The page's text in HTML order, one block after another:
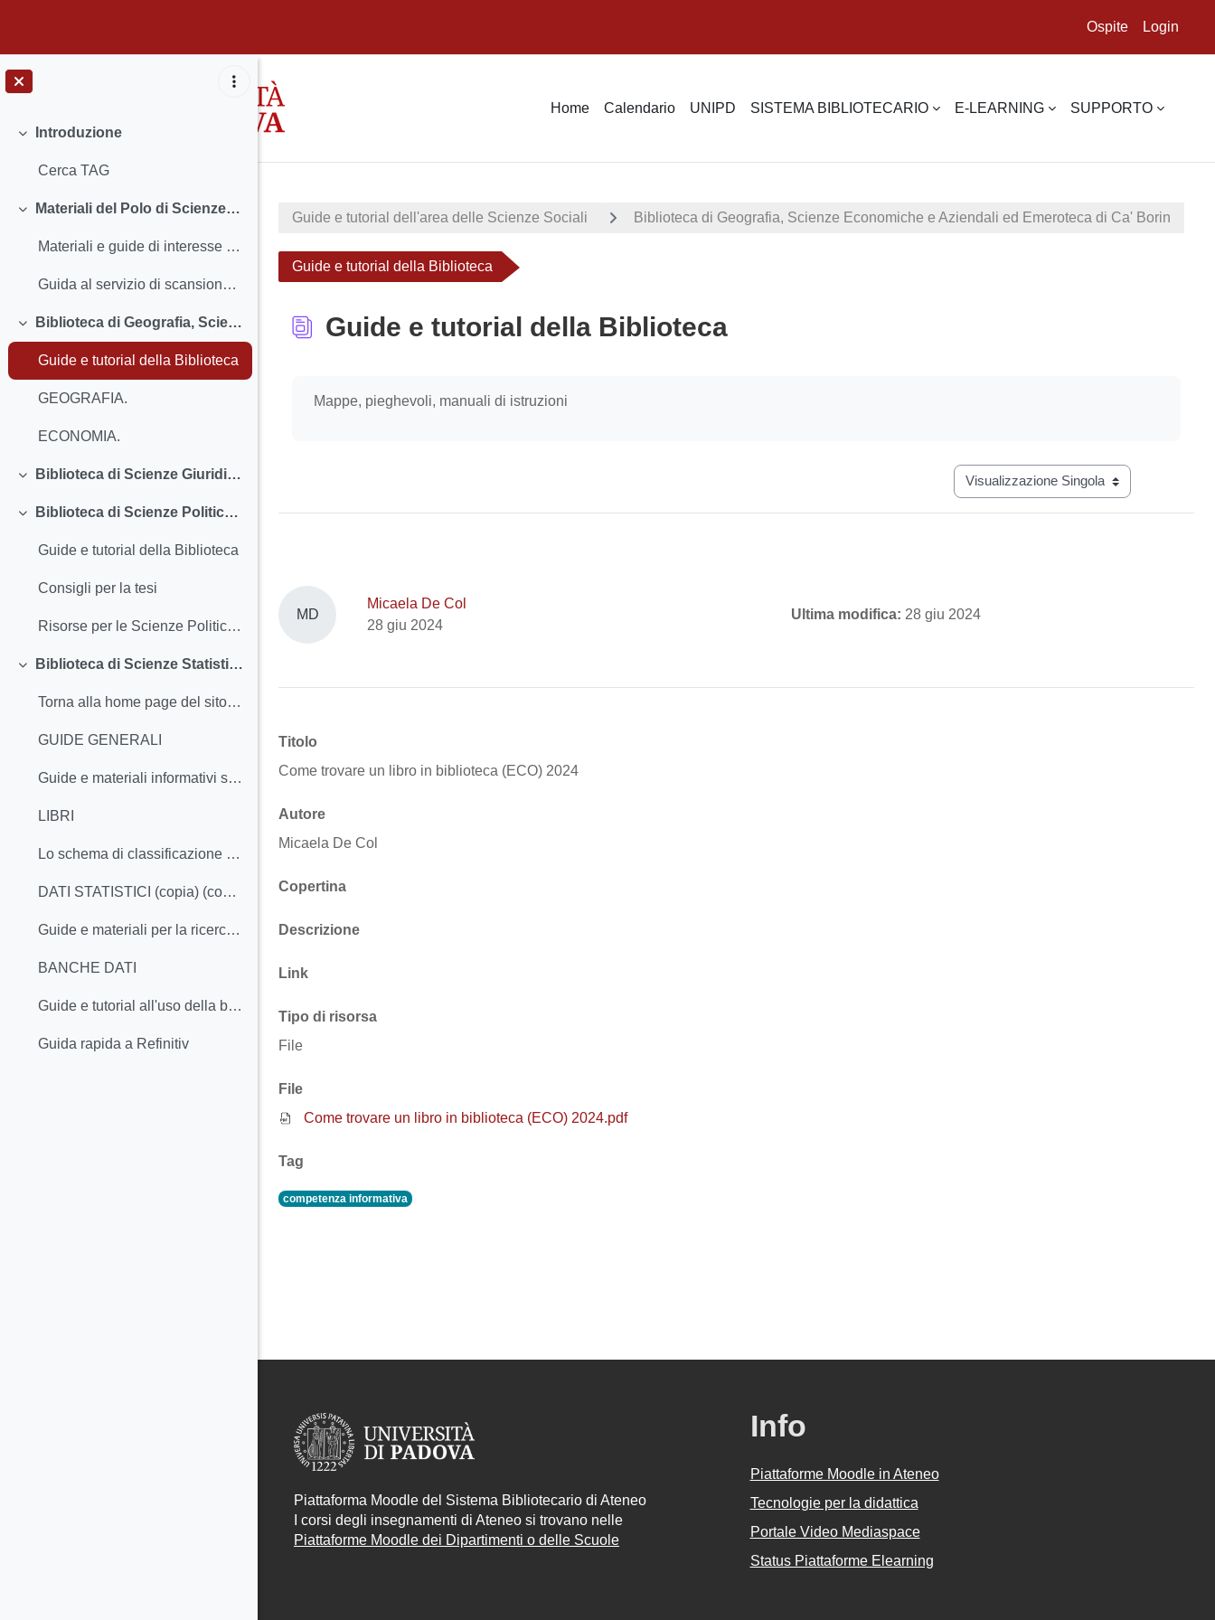
Ospite Login
Home Calendario UNIPD SISTEMA BIBLIOTECARIO E-LEARNING SUPPORTO
Minimizza
Introduzione
Cerca TAG
Minimizza
Materiali del Polo di Scienze Sociali
Materiali e guide di interesse per tutte le biblioteche del Polo
Guida al servizio di scansione, copia e stampa con PaperCut
Minimizza
Biblioteca di Geografia, Scienze Economiche e Aziendali ed Emeroteca di Ca' Borin
Guide e tutorial della Biblioteca
GEOGRAFIA.
ECONOMIA.
Minimizza
Biblioteca di Scienze Giuridiche "Ruggero Meneghelli"
Minimizza
Biblioteca di Scienze Politiche "Ettore Anchieri"
Guide e tutorial della Biblioteca
Consigli per la tesi
Risorse per le Scienze Politiche, Economiche e Sociali
Minimizza
Biblioteca di Scienze Statistiche "Bernardo Colombo"
Torna alla home page del sito della biblioteca
GUIDE GENERALI
Guide e materiali informativi sulla Biblioteca
LIBRI
Lo schema di classificazione dei libri
DATI STATISTICI (copia) (copia)
Guide e materiali per la ricerca dei dati statistici
BANCHE DATI
Guide e tutorial all'uso della banca dati Statista
Guida rapida a Refinitiv
Guide e tutorial dell'area delle Scienze Sociali Biblioteca di Geografia, Scienze Economiche e Aziendali ed Emeroteca di Ca' Borin
Guide e tutorial della Biblioteca
Guide e tutorial della Biblioteca
Mappe, pieghevoli, manuali di istruzioni
Navigazione terziaria modalità
MD
Micaela De Col
28 giu 2024
Ultima modifica: 28 giu 2024
Titolo
Come trovare un libro in biblioteca (ECO) 2024
Autore
Micaela De Col
Copertina
Descrizione
Link
Tipo di risorsa
File
File
Come trovare un libro in biblioteca (ECO) 2024.pdf
Tag
competenza informativa
Piattaforma Moodle del Sistema Bibliotecario di Ateneo
I corsi degli insegnamenti di Ateneo si trovano nelle
Piattaforme Moodle dei Dipartimenti o delle Scuole
Info
Piattaforme Moodle in Ateneo
Tecnologie per la didattica
Portale Video Mediaspace
Status Piattaforme Elearning